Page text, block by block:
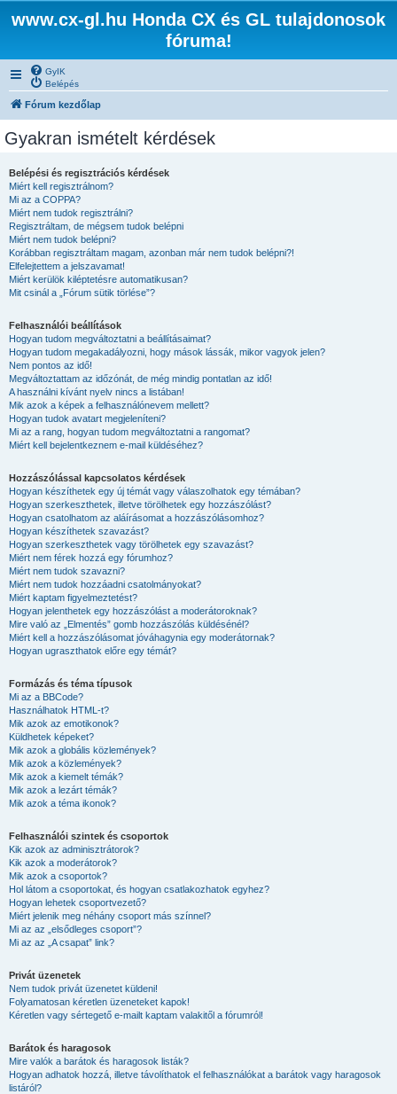
www.cx-gl.hu Honda CX és GL tulajdonosok
fóruma!
GyIK
Belépés
Fórum kezdőlap
Gyakran ismételt kérdések
Belépési és regisztrációs kérdések
Miért kell regisztrálnom?
Mi az a COPPA?
Miért nem tudok regisztrálni?
Regisztráltam, de mégsem tudok belépni
Miért nem tudok belépni?
Korábban regisztráltam magam, azonban már nem tudok belépni?!
Elfelejtettem a jelszavamat!
Miért kerülök kiléptetésre automatikusan?
Mit csinál a „Fórum sütik törlése”?
Felhasználói beállítások
Hogyan tudom megváltoztatni a beállításaimat?
Hogyan tudom megakadályozni, hogy mások lássák, mikor vagyok jelen?
Nem pontos az idő!
Megváltoztattam az időzónát, de még mindig pontatlan az idő!
A használni kívánt nyelv nincs a listában!
Mik azok a képek a felhasználónevem mellett?
Hogyan tudok avatart megjeleníteni?
Mi az a rang, hogyan tudom megváltoztatni a rangomat?
Miért kell bejelentkeznem e-mail küldéséhez?
Hozzászólással kapcsolatos kérdések
Hogyan készíthetek egy új témát vagy válaszolhatok egy témában?
Hogyan szerkeszthetek, illetve törölhetek egy hozzászólást?
Hogyan csatolhatom az aláírásomat a hozzászólásomhoz?
Hogyan készíthetek szavazást?
Hogyan szerkeszthetek vagy törölhetek egy szavazást?
Miért nem férek hozzá egy fórumhoz?
Miért nem tudok szavazni?
Miért nem tudok hozzáadni csatolmányokat?
Miért kaptam figyelmeztetést?
Hogyan jelenthetek egy hozzászólást a moderátoroknak?
Mire való az „Elmentés” gomb hozzászólás küldésénél?
Miért kell a hozzászólásomat jóváhagynia egy moderátornak?
Hogyan ugraszthatok előre egy témát?
Formázás és téma típusok
Mi az a BBCode?
Használhatok HTML-t?
Mik azok az emotikonok?
Küldhetek képeket?
Mik azok a globális közlemények?
Mik azok a közlemények?
Mik azok a kiemelt témák?
Mik azok a lezárt témák?
Mik azok a téma ikonok?
Felhasználói szintek és csoportok
Kik azok az adminisztrátorok?
Kik azok a moderátorok?
Mik azok a csoportok?
Hol látom a csoportokat, és hogyan csatlakozhatok egyhez?
Hogyan lehetek csoportvezető?
Miért jelenik meg néhány csoport más színnel?
Mi az az „elsődleges csoport”?
Mi az az „A csapat” link?
Privát üzenetek
Nem tudok privát üzenetet küldeni!
Folyamatosan kéretlen üzeneteket kapok!
Kéretlen vagy sértegető e-mailt kaptam valakitől a fórumról!
Barátok és haragosok
Mire valók a barátok és haragosok listák?
Hogyan adhatok hozzá, illetve távolíthatok el felhasználókat a barátok vagy haragosok
listáról?